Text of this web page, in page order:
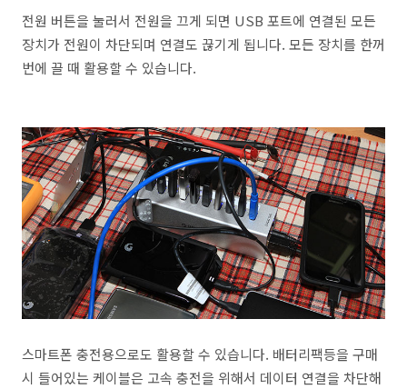
전원 버튼을 눌러서 전원을 끄게 되면 USB 포트에 연결된 모든
장치가 전원이 차단되며 연결도 끊기게 됩니다. 모든 장치를 한꺼
번에 끌 때 활용할 수 있습니다.
스마트폰 충전용으로도 활용할 수 있습니다. 배터리팩등을 구매
시 들어있는 케이블은 고속 충전을 위해서 데이터 연결을 차단해